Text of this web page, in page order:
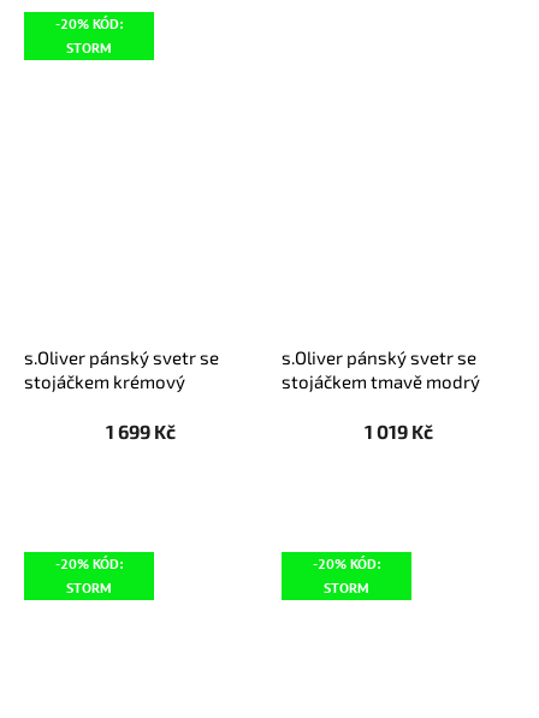
-20% KÓD:
STORM
s.Oliver pánský svetr se
stojáčkem krémový
1 699 Kč
s.Oliver pánský svetr se
stojáčkem tmavě modrý
1 019 Kč
-20% KÓD:
STORM
-20% KÓD:
STORM